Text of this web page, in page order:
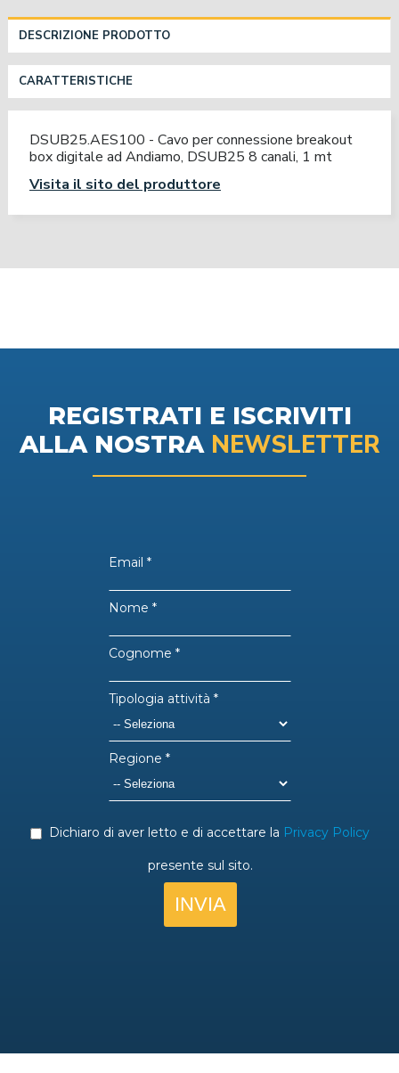
DESCRIZIONE PRODOTTO
CARATTERISTICHE
DSUB25.AES100 - Cavo per connessione breakout
box digitale ad Andiamo, DSUB25 8 canali, 1 mt
Visita il sito del produttore
REGISTRATI E ISCRIVITI
ALLA NOSTRA NEWSLETTER